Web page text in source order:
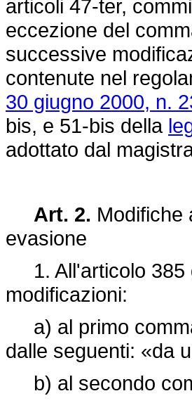
articoli 47-ter,
eccezione del
successive
contenute nel
30 giugno 2000, n.
bis, e 51-bis della
adottato dal
Art. 2. Modifiche
evasione
1. All'articolo 385
modificazioni:
a) al primo
dalle seguenti: «da
b) al secondo